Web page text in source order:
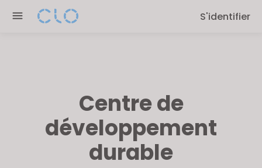
note:
S'identifier
Centre de
développement
durable